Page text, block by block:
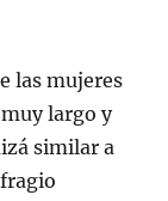
las mujeres
muy largo y
similar a